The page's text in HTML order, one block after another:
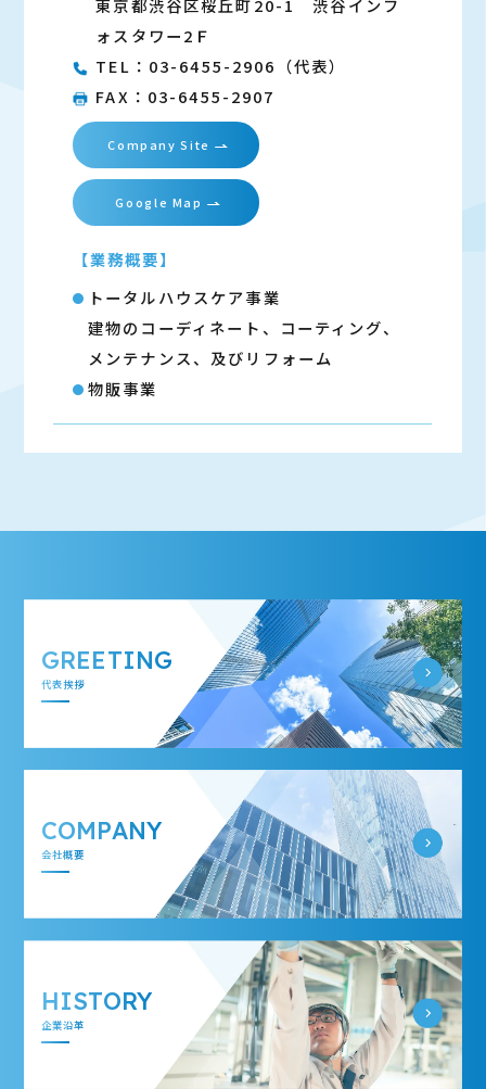
東京都渋谷区桜丘町20-1 渋谷インフ
ォスタワー2Ｆ
TEL：03-6455-2906（代表）
FAX：03-6455-2907
Company Site
Google Map
【業務概要】
トータルハウスケア事業
建物のコーディネート、コーティング、
メンテナンス、及びリフォーム
物販事業
GREETING
代表挨拶
COMPANY
会社概要
HISTORY
企業沿革